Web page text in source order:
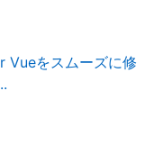
Vueをスムーズに修